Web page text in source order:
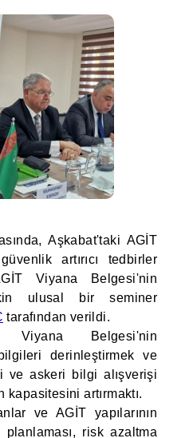
Aşkabat'taki AGİT
artırıcı tedbirler
Viyana Belgesi'nin
ulusal bir seminer
tarafından verildi.
Viyana Belgesi'nin
derinleştirmek ve
ve askeri bilgi alışverişi
kapasitesini artırmaktı.
ve AGİT yapılarının
risk azaltma